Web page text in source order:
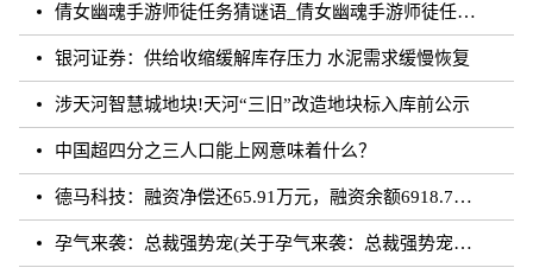
倩女幽魂手游师徒任务猜谜语_倩女幽魂手游师徒任务猜成语
银河证券：供给收缩缓解库存压力 水泥需求缓慢恢复
涉天河智慧城地块!天河“三旧”改造地块标入库前公示
中国超四分之三人口能上网意味着什么？
德马科技：融资净偿还65.91万元，融资余额6918.76万元（08-28）
孕气来袭：总裁强势宠(关于孕气来袭：总裁强势宠简述)